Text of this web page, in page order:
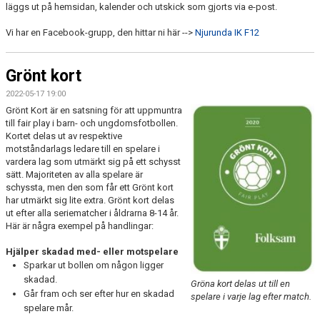
läggs ut på hemsidan, kalender och utskick som gjorts via e-post.
Vi har en Facebook-grupp, den hittar ni här --> Njurunda IK F12
Grönt kort
2022-05-17 19:00
Gröna kort delas ut till en
spelare i varje lag efter match.
Grönt Kort är en satsning för att uppmuntra
till fair play i barn- och ungdomsfotbollen.
Kortet delas ut av respektive
motståndarlags ledare till en spelare i
vardera lag som utmärkt sig på ett schysst
sätt. Majoriteten av alla spelare är
schyssta, men den som får ett Grönt kort
har utmärkt sig lite extra. Grönt kort delas
ut efter alla seriematcher i åldrarna 8-14 år.
Här är några exempel på handlingar:
Hjälper skadad med- eller motspelare
Sparkar ut bollen om någon ligger
skadad.
Går fram och ser efter hur en skadad
spelare mår.